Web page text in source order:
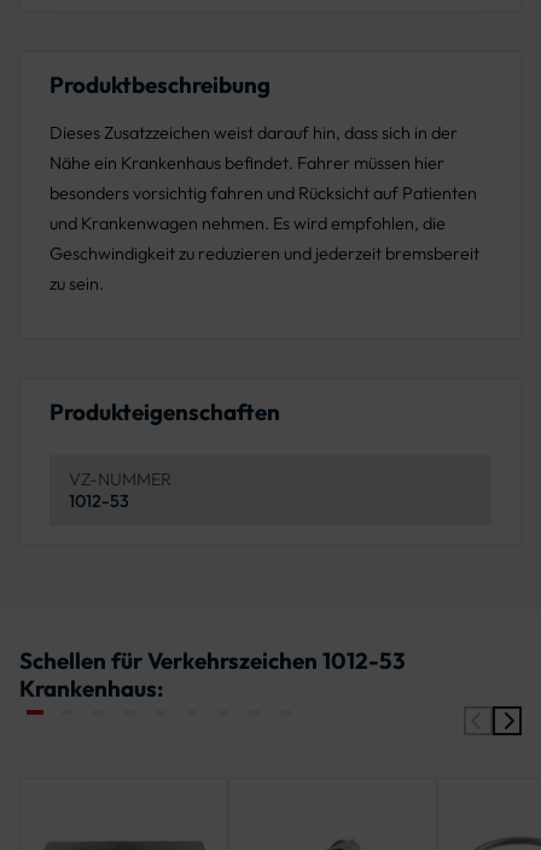
Produktbeschreibung
Dieses Zusatzzeichen weist darauf hin, dass sich in der
Nähe ein Krankenhaus befindet. Fahrer müssen hier
besonders vorsichtig fahren und Rücksicht auf Patienten
und Krankenwagen nehmen. Es wird empfohlen, die
Geschwindigkeit zu reduzieren und jederzeit bremsbereit
zu sein.
Produkteigenschaften
VZ-NUMMER
1012-53
Schellen für Verkehrszeichen 1012-53
Krankenhaus: